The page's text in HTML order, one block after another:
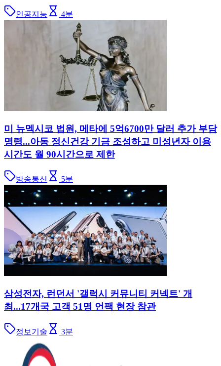
인공지능 4분
미 뉴멕시코 법원, 메타에 5억6700만 달러 추가 부담
명령...아동 정신건강 기금 조성하고 미성년자 이용
시간도 월 90시간으로 제한
방송통신 5분
삼성전자, 런던서 '갤럭시 커뮤니티 커넥트' 개
최...17개국 고객 51명 언팩 현장 참관
정보기술 3분